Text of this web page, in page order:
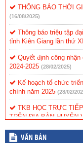
THÔNG BÁO THỜI
(16/08/2025)
Thông báo triệu tập
tỉnh Kiên Giang lần thứ
Quyết định công nhận
2024-2025 (28/02/2025)
Kế hoạch tổ chức
chính năm 2025 (28/02/
TKB HỌC TRỰC
TRÊN ĐỊA BÀN HUYỆN
Kế hoạch BDTX 2024-
VĂN BẢN